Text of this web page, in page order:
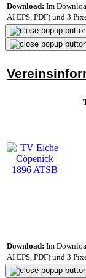
Download: Im
AI EPS, PDF) und 3
Download: Im
AI EPS, PDF) und 3